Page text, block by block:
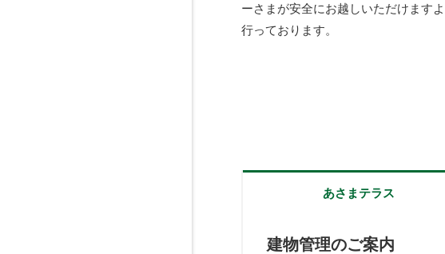
ーさまが安全にお越しいただけます
行っております。
あさまテラス
建物管理のご案内